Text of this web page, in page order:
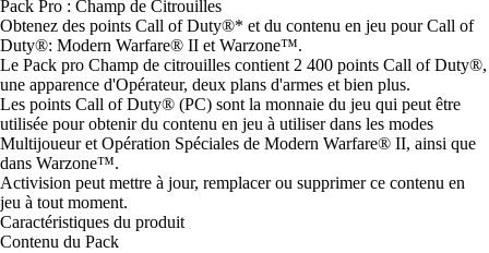
Pack Pro : Champ de Citrouilles
Obtenez des points Call of Duty®* et du contenu en jeu pour Call of
Duty®: Modern Warfare® II et Warzone™.
Le Pack pro Champ de citrouilles contient 2 400 points Call of Duty®,
une apparence d'Opérateur, deux plans d'armes et bien plus.
Les points Call of Duty® (PC) sont la monnaie du jeu qui peut être
utilisée pour obtenir du contenu en jeu à utiliser dans les modes
Multijoueur et Opération Spéciales de Modern Warfare® II, ainsi que
dans Warzone™.
Activision peut mettre à jour, remplacer ou supprimer ce contenu en
jeu à tout moment.
Caractéristiques du produit
Contenu du Pack